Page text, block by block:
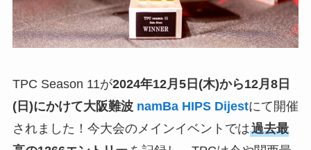
TPC Season 11が2024年12月5日(木)から12月8日
(日)にかけて大阪難波 namBa HIPS Dijestにて開催
されました！今大会のメインイベントでは過去最